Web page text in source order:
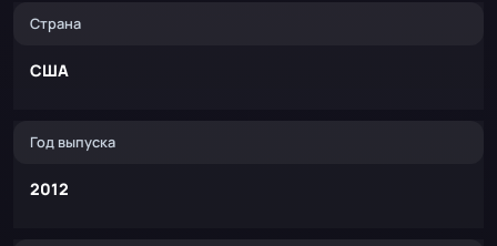
Страна
США
Год выпуска
2012